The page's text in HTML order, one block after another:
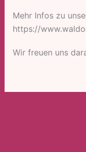
Mehr Infos zu
https://
Wir freuen uns